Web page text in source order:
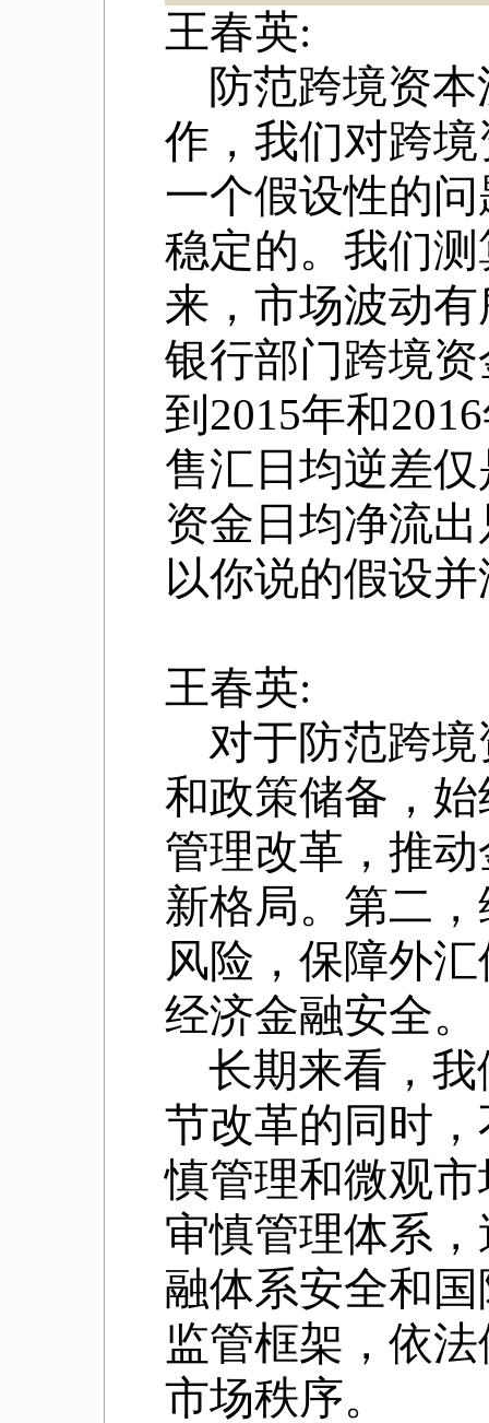
王春英:
防范跨境资
作，我们对跨
一个假设性的
稳定的。我们
来，市场波动
银行部门跨境
到2015年和
售汇日均逆差
资金日均净流
以你说的假设
王春英:
对于防范跨
和政策储备，
管理改革，推
新格局。第二
风险，保障外
经济金融安全。
长期来看，
节改革的同时
慎管理和微观
审慎管理体系
融体系安全和
监管框架，依
市场秩序。